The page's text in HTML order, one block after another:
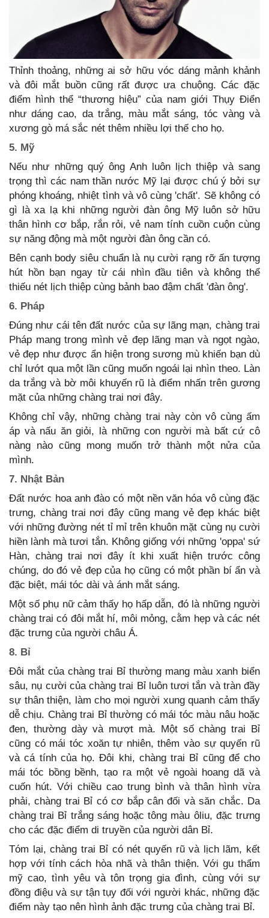
Thỉnh thoảng, những ai sở hữu vóc dáng mảnh khảnh
và đôi mắt buồn cũng rất được ưa chuộng. Các đặc
điểm hình thể “thương hiệu” của nam giới Thụy Điển
như dáng cao, da trắng, màu mắt sáng, tóc vàng và
xương gò má sắc nét thêm nhiều lợi thế cho họ.
5. Mỹ
Nếu như những quý ông Anh luôn lịch thiệp và sang
trọng thì các nam thần nước Mỹ lại được chú ý bởi sự
phóng khoáng, nhiệt tình và vô cùng 'chất'. Sẽ không có
gì là xa lạ khi những người đàn ông Mỹ luôn sở hữu
thân hình cơ bắp, rắn rỏi, vẻ nam tính cuồn cuộn cùng
sự năng động mà một người đàn ông cần có.
Bên cạnh body siêu chuẩn là nụ cười rạng rỡ ấn tượng
hút hồn bạn ngay từ cái nhìn đầu tiên và không thể
thiếu nét lịch thiệp cùng bảnh bao đậm chất 'đàn ông'.
6. Pháp
Đúng như cái tên đất nước của sự lãng mạn, chàng trai
Pháp mang trong mình vẻ đẹp lãng mạn và ngọt ngào,
vẻ đẹp như được ẩn hiện trong sương mù khiến bạn dù
chỉ lướt qua một lần cũng muốn ngoái lại nhìn theo. Làn
da trắng và bờ môi khuyến rũ là điểm nhấn trên gương
mặt của những chàng trai nơi đây.
Không chỉ vậy, những chàng trai này còn vô cùng ấm
áp và nấu ăn giỏi, là những con người mà bất cứ cô
nàng nào cũng mong muốn trở thành một nửa của
mình.
7. Nhật Bản
Đất nước hoa anh đào có một nền văn hóa vô cùng đặc
trưng, chàng trai nơi đây cũng mang vẻ đẹp khác biệt
với những đường nét tỉ mỉ trên khuôn mặt cùng nụ cười
hiền lành mà tươi tắn. Không giống với những 'oppa' sứ
Hàn, chàng trai nơi đây ít khi xuất hiện trước công
chúng, do đó vẻ đẹp của họ cũng có một phần bí ẩn và
đặc biệt, mái tóc dài và ánh mắt sáng.
Một số phụ nữ cảm thấy họ hấp dẫn, đó là những người
chàng trai có đôi mắt hí, môi mỏng, cằm hẹp và các nét
đặc trưng của người châu Á.
8. Bỉ
Đôi mắt của chàng trai Bỉ thường mang màu xanh biển
sâu, nụ cười của chàng trai Bỉ luôn tươi tắn và tràn đầy
sự thân thiện, làm cho mọi người xung quanh cảm thấy
dễ chịu. Chàng trai Bỉ thường có mái tóc màu nâu hoặc
đen, thường dày và mượt mà. Một số chàng trai Bỉ
cũng có mái tóc xoăn tự nhiên, thêm vào sự quyến rũ
và cá tính của họ. Đôi khi, chàng trai Bỉ cũng để cho
mái tóc bồng bềnh, tạo ra một vẻ ngoài hoang dã và
cuốn hút. Với chiều cao trung bình và thân hình vừa
phải, chàng trai Bỉ có cơ bắp cân đối và săn chắc. Da
chàng trai Bỉ trắng sáng hoặc tông màu ôliu, đặc trưng
cho các đặc điểm di truyền của người dân Bỉ.
Tóm lại, chàng trai Bỉ có nét quyến rũ và lịch lãm, kết
hợp với tính cách hòa nhã và thân thiện. Với gu thẩm
mỹ cao, tình yêu và tôn trọng gia đình, cùng với sự
đồng điệu và sự tận tụy đối với người khác, những đặc
điểm này tạo nên hình ảnh đặc trưng của chàng trai Bỉ.